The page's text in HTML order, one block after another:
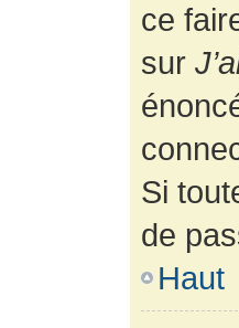
ce
sur
Si
de
Haut